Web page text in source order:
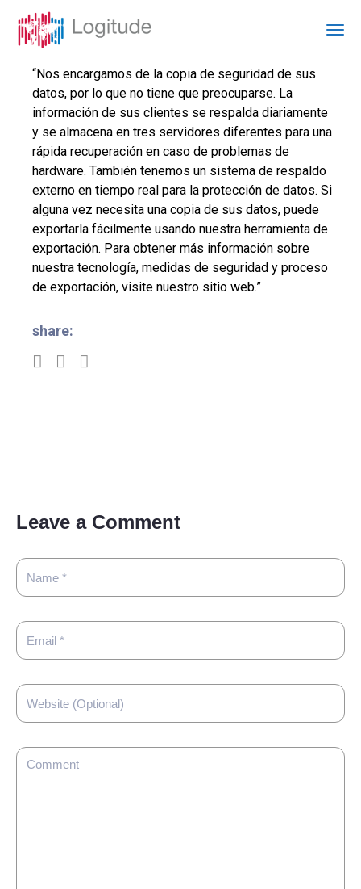
“Nos encargamos de la copia de seguridad de sus
datos, por lo que no tiene que preocuparse. La
información de sus clientes se respalda diariamente
y se almacena en tres servidores diferentes para una
rápida recuperación en caso de problemas de
hardware. También tenemos un sistema de respaldo
externo en tiempo real para la protección de datos. Si
alguna vez necesita una copia de sus datos, puede
exportarla fácilmente usando nuestra herramienta de
exportación. Para obtener más información sobre
nuestra tecnología, medidas de seguridad y proceso
de exportación, visite nuestro sitio web.”
share:
Leave a Comment